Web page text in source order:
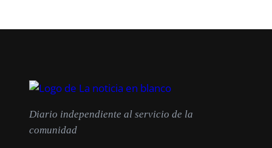
Diario independiente al servicio de la
comunidad